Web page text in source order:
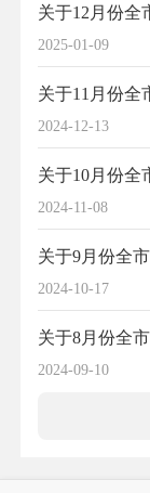
2025-01-09
关于12月份全
2024-12-13
关于11月份全
2024-11-08
关于10月份全
2024-10-17
关于9月份全
2024-09-10
关于8月份全